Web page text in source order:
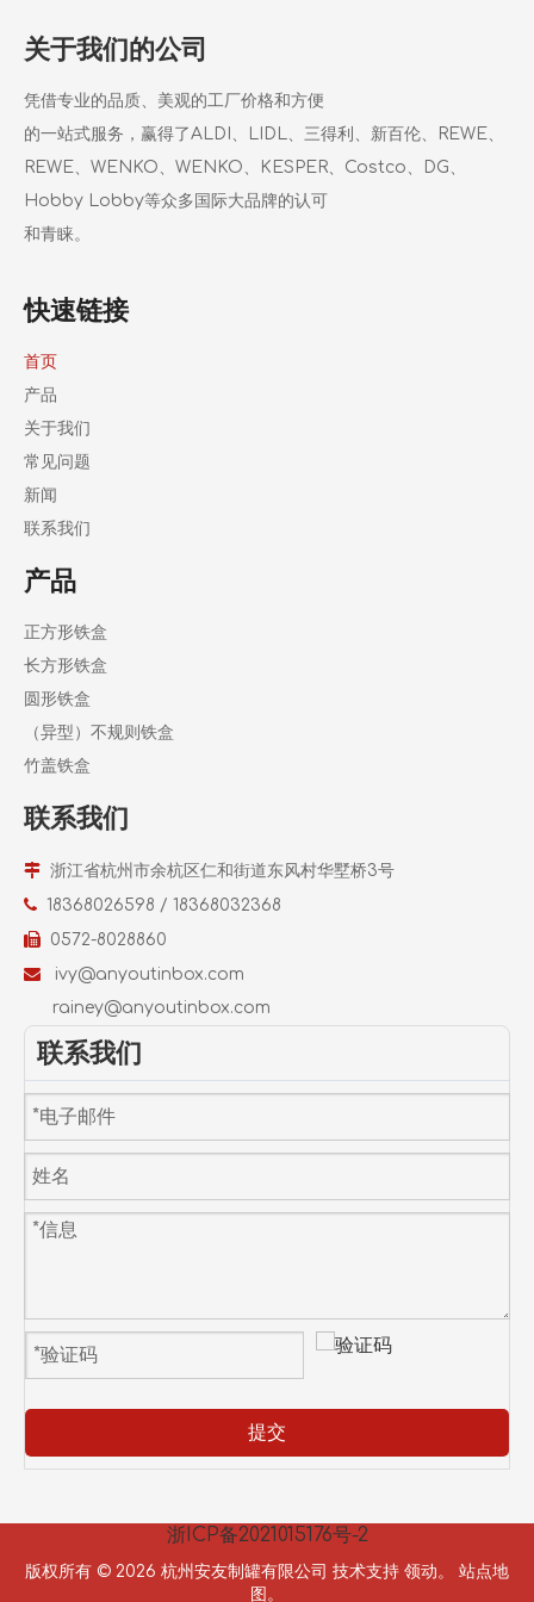
关于我们的公司
凭借专业的品质、美观的工厂价格和方便
的一站式服务，赢得了ALDI、LIDL、三得利、新百伦、REWE、
REWE、WENKO、WENKO、KESPER、Costco、DG、
Hobby Lobby等众多国际大品牌的认可
和青睐。
快速链接
首页
产品
关于我们
常见问题
新闻
联系我们
产品
正方形铁盒
长方形铁盒
圆形铁盒
（异型）不规则铁盒
竹盖铁盒
联系我们
 浙江省杭州市余杭区仁和街道东风村华墅桥3号
 18368026598 / 18368032368
 0572-8028860

ivy@anyoutinbox.com
rainey@anyoutinbox.com
联系我们
提交
浙ICP备2021015176号-2
版权所有 © 2026 杭州安友制罐有限公司 技术支持 领动。
站点地
图。